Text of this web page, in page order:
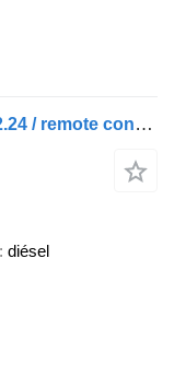
MAN TGS 26.420 6×4 / Fassi F215A.2.24 / remote control / Rotator / p
diésel